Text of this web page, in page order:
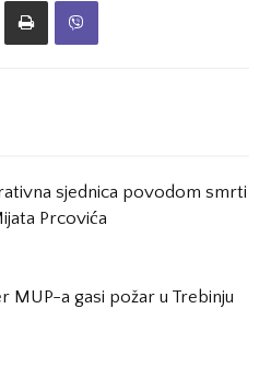
sjednica povodom smrti
Prcovića
MUP-a gasi požar u Trebinju